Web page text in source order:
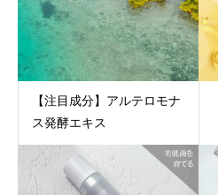
【注目成分】アルテロモナ
ス発酵エキス